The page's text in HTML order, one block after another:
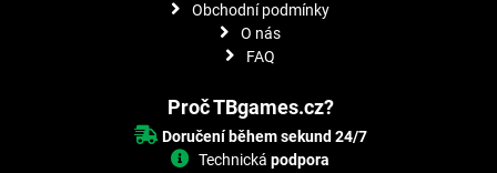
Obchodní podmínky
O nás
FAQ
Proč TBgames.cz?
Doručení během sekund 24/7
Technickápodpora